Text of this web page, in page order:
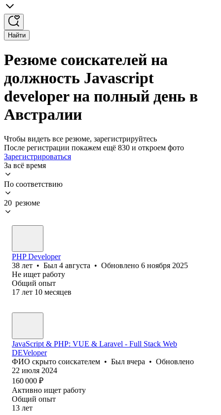
Найти
Резюме соискателей на
должность Javascript
developer на полный день в
Австралии
Чтобы видеть все резюме, зарегистрируйтесь
После регистрации покажем ещё 830 и откроем фото
Зарегистрироваться
За всё время
По соответствию
20 резюме
PHP Developer
38 лет • Был 4 августа • Обновлено 6 ноября 2025
Не ищет работу
Общий опыт
17 лет 10 месяцев
JavaScript & PHP: VUE & Laravel - Full Stack Web
DEVeloper
ФИО скрыто соискателем • Был вчера • Обновлено
22 июля 2024
160 000 ₽
Активно ищет работу
Общий опыт
13 лет